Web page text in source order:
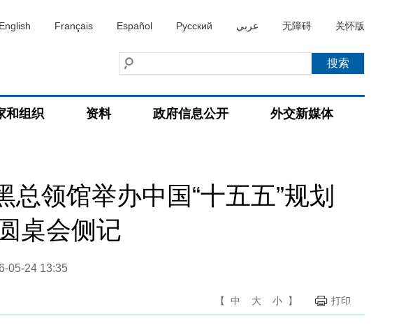
English Français Español Русский عربي 无障碍 关怀版
和组织 资料 政府信息公开 外交新媒体
领馆举办中国“十五五”规划
桌会侧记
05-24 13:35
【 中 大 小 】 打印